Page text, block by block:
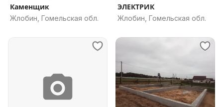
Каменщик
Жлобин, Гомельская обл.
ЭЛЕКТРИК
Жлобин, Гомельская обл.